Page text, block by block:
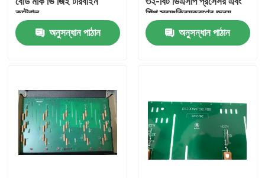
বাড়ি
ভিডিও
আমাদের সম্পর্কে
কন্ট্রোল
অনুসন্ধান পাঠান
শিল্প স্বয়ংক্রিয়করণের জন্য
আইওনেট ইথারনেট পোর্ট সহ
অনুসন্ধান পাঠান